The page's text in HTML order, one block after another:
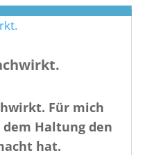
Für mich
Haltung den
hat.